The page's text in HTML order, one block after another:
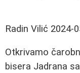
Radin Vilić 2024-
Otkrivamo
bisera Jadrana